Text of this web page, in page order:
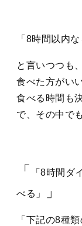
「8時間以内
と言いつつも
食べた方がい
食べる時間も
で、その中で
「8時間ダ
べる」
下記の8種